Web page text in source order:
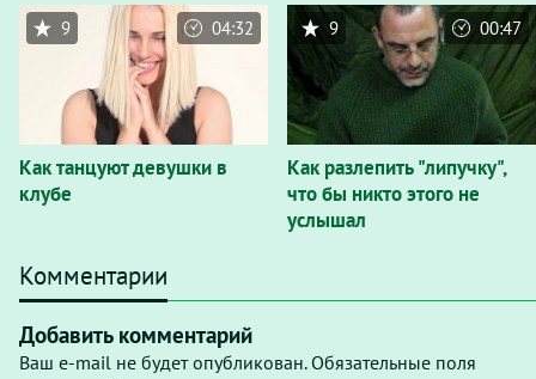
Как танцуют девушки в
клубе
9 04:32
Как разлепить "липучку",
что бы никто этого не
услышал
9 00:47
Комментарии
Добавить комментарий
Ваш e-mail не будет опубликован. Обязательные поля